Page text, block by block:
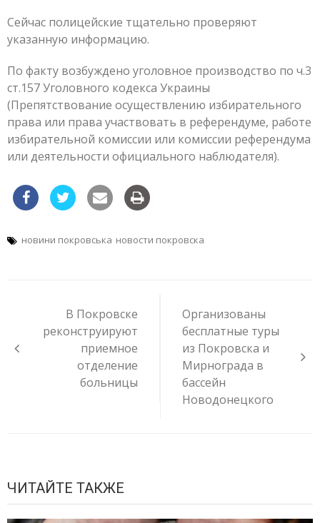
Сейчас полицейские тщательно проверяют
указанную информацию.
По факту возбуждено уголовное производство по ч.3
ст.157 Уголовного кодекса Украины
(Препятствование осуществлению избирательного
права или права участвовать в референдуме, работе
избирательной комиссии или комиссии референдума
или деятельности официального наблюдателя).
новини покровська новости покровска
записям
В Покровске
реконструируют
приемное
отделение
больницы
Организованы
бесплатные туры
из Покровска и
Мирнограда в
бассейн
Новодонецкого
ЧИТАЙТЕ ТАКЖЕ